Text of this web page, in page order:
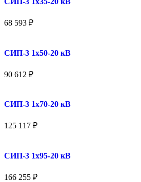
68 593 ₽
СИП-3 1x50-20 кВ
90 612 ₽
СИП-3 1x70-20 кВ
125 117 ₽
СИП-3 1x95-20 кВ
166 255 ₽